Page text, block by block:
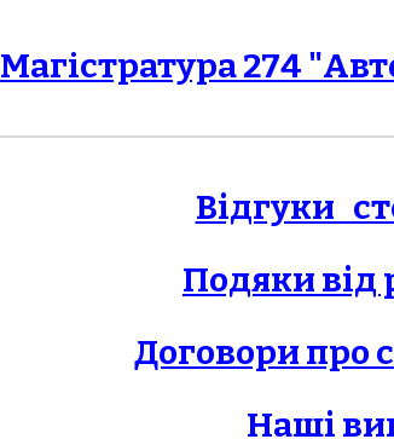
Магiстратура 274
Відгуки
Подяки від
Договори про
Наші